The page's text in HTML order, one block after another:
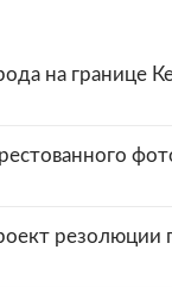
на границе
резолюции